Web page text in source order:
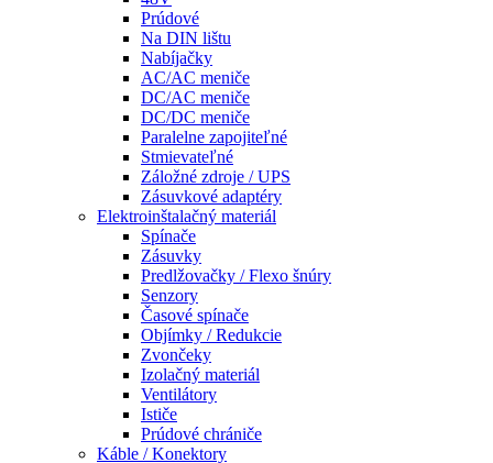
Prúdové
Na DIN lištu
Nabíjačky
AC/AC meniče
DC/AC meniče
DC/DC meniče
Paralelne zapojiteľné
Stmievateľné
Záložné zdroje / UPS
Zásuvkové adaptéry
Elektroinštalačný materiál
Spínače
Zásuvky
Predlžovačky / Flexo šnúry
Senzory
Časové spínače
Objímky / Redukcie
Zvončeky
Izolačný materiál
Ventilátory
Ističe
Prúdové chrániče
Káble / Konektory